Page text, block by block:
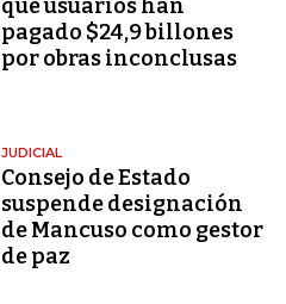
que usuarios han
pagado $24,9 billones
por obras inconclusas
JUDICIAL
Consejo de Estado
suspende designación
de Mancuso como gestor
de paz